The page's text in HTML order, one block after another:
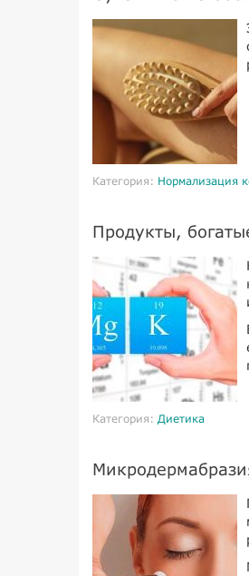
Категория: Нормализация
Продукты,
Категория: Диетика